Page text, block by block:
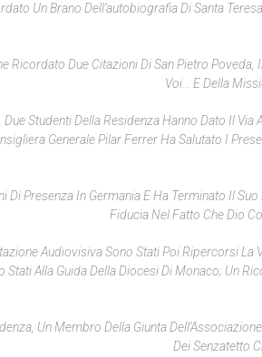
Un Brano Dell’autobiografia Di Santa
Ricordato Due Citazioni Di San Pietro
Voi... E Della
Due Studenti Della Residenza Hanno Dato Il
Generale Pilar Ferrer Ha Salutato I
Di Presenza In Germania E Ha Terminato Il
Fiducia Nel Fatto Che Dio
Audiovisiva Sono Stati Poi Ripercorsi La
Stati Alla Guida Della Diocesi Di Monaco; Un
Un Membro Della Giunta
Dei Senzatetto